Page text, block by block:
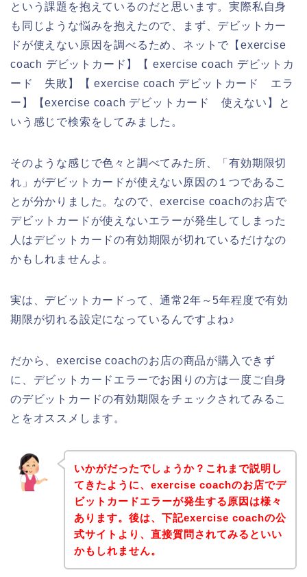
という課題を抱えているのだと思います。実際私自身
も同じような悩みを抱えたので、まず、デビットカー
ドが使えない原因を調べるため、ネットで【exercise
coach デビットカード】【 exercise coach デビットカ
ード 失敗】【 exercise coach デビットカード エラ
ー】【exercise coach デビットカード 使えない】と
いう感じで検索をしてみました。
そのような感じで色々と調べてみた所、「有効期限切
れ」がデビットカードが使えない原因の１つであるこ
とが分かりました。なので、exercise coachのお店で
デビットカードが使えないエラーが発生してしまった
人はデビットカードの有効期限が切れているだけなの
かもしれませんよ。
実は、デビットカードって、通常2年～5年程度で有効
期限が切れる設定になっているんですよね♪
だから、exercise coachのお店の商品が購入できず
に、デビットカードエラーでお困りの方は一度ご自身
のデビットカードの有効期限をチェックされてみるこ
とをオススメします。
いかがだったでしょうか？これまで説明し
てきたように、exercise coachのお店でデ
ビットカードエラーが発生する原因は様々
あります。後は、下記exercise coachの公
式サイトより、直接質問されてみるといい
かもしれません。